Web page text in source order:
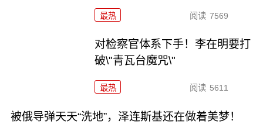
最热 阅读 7569
对检察官体系下手！李在明要打
破\"青瓦台魔咒\"
最热 阅读 5611
被俄导弹天天“洗地”，泽连斯基还在做着美梦！